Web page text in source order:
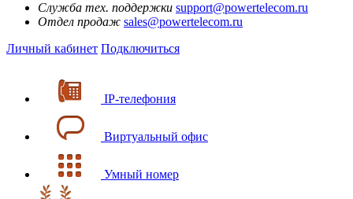
Служба тех. поддержки support@powertelecom.ru
Отдел продаж sales@powertelecom.ru
Личный кабинет Подключиться
IP-телефония
Виртуальный офис
Умный номер